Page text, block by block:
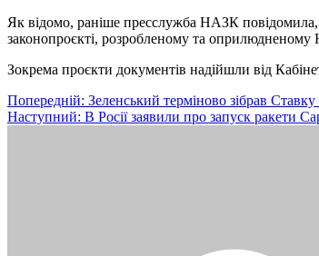
Як відомо, раніше пресслужба НАЗК повідомила,
законопроєкті, розробленому та оприлюдненому
Зокрема проєкти документів надійшли від
Навігація
записів
Попередній: Зеленський терміново зібрав Ставку
Наступний: В Росії заявили про запуск ракети